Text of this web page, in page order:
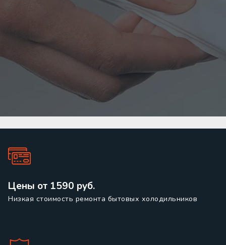
Цены от 1590 руб.
Низкая стоимость ремонта бытовых холодильников